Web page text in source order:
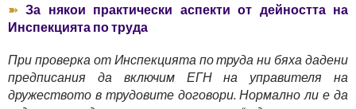
➽За някои практически аспекти от дейността на
Инспекцията по труда
При проверка от Инспекцията по труда ни бяха дадени
предписания да включим ЕГН на управителя на
дружеството в трудовите договори. Нормално ли е да